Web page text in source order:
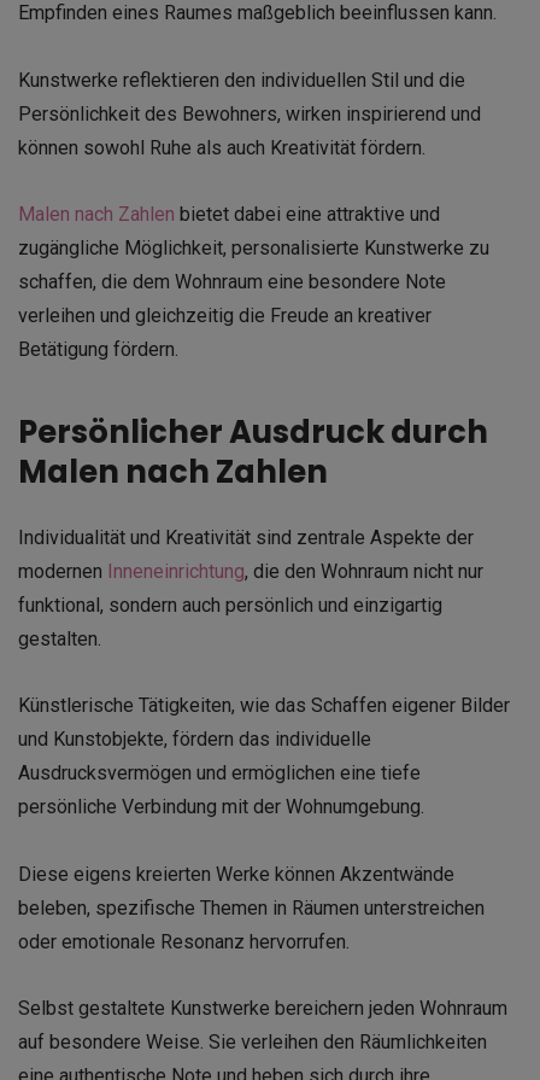
Empfinden eines Raumes maßgeblich beeinflussen kann.
Kunstwerke reflektieren den individuellen Stil und die
Persönlichkeit des Bewohners, wirken inspirierend und
können sowohl Ruhe als auch Kreativität fördern.
Malen nach Zahlen bietet dabei eine attraktive und
zugängliche Möglichkeit, personalisierte Kunstwerke zu
schaffen, die dem Wohnraum eine besondere Note
verleihen und gleichzeitig die Freude an kreativer
Betätigung fördern.
Persönlicher Ausdruck durch
Malen nach Zahlen
Individualität und Kreativität sind zentrale Aspekte der
modernen Inneneinrichtung, die den Wohnraum nicht nur
funktional, sondern auch persönlich und einzigartig
gestalten.
Künstlerische Tätigkeiten, wie das Schaffen eigener Bilder
und Kunstobjekte, fördern das individuelle
Ausdrucksvermögen und ermöglichen eine tiefe
persönliche Verbindung mit der Wohnumgebung.
Diese eigens kreierten Werke können Akzentwände
beleben, spezifische Themen in Räumen unterstreichen
oder emotionale Resonanz hervorrufen.
Selbst gestaltete Kunstwerke bereichern jeden Wohnraum
auf besondere Weise. Sie verleihen den Räumlichkeiten